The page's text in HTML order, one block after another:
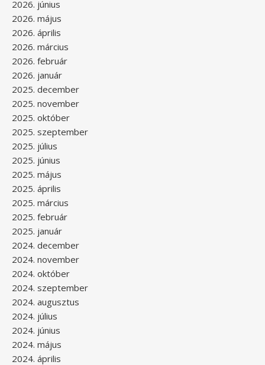
2026. június
2026. május
2026. április
2026. március
2026. február
2026. január
2025. december
2025. november
2025. október
2025. szeptember
2025. július
2025. június
2025. május
2025. április
2025. március
2025. február
2025. január
2024. december
2024. november
2024. október
2024. szeptember
2024. augusztus
2024. július
2024. június
2024. május
2024. április